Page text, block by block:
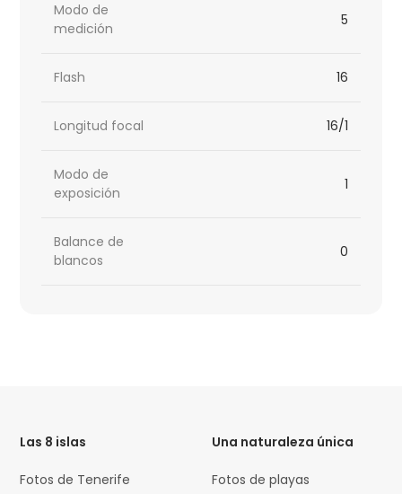
Modo de
medición
5
Flash 16
Longitud focal 16/1
Modo de
exposición
1
Balance de
blancos
0
Las 8 islas
Fotos de Tenerife
Una naturaleza única
Fotos de playas